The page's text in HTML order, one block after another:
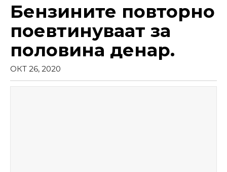
Бензините повторно
поевтинуваат за
половина денар.
ОКТ 26, 2020